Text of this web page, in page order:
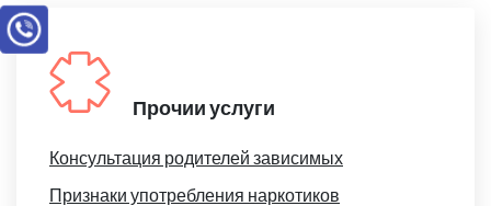
Прочии услуги
Консультация родителей зависимых
Признаки употребления наркотиков